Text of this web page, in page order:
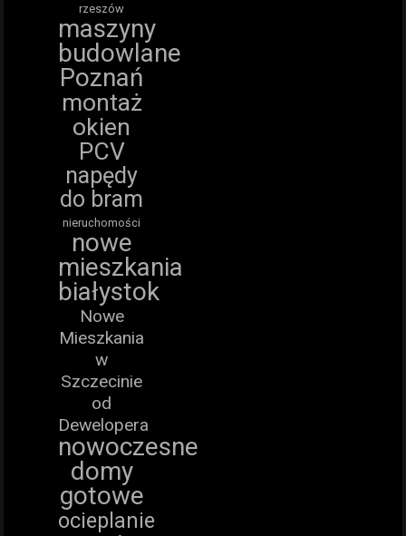
rzeszów
maszyny
budowlane
Poznań
montaż
okien
PCV
napędy
do bram
nieruchomości
nowe
mieszkania
białystok
Nowe
Mieszkania
w
Szczecinie
od
Dewelopera
nowoczesne
domy
gotowe
ocieplanie